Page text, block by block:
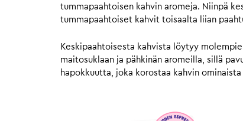
tummapaahtoisen kahvin aromeja. Niinpä
tummapaahtoiset kahvit toisaalta liian
Keskipaahtoisesta kahvista löytyy
maitosuklaan ja pähkinän aromeilla, sillä
hapokkuutta, joka korostaa kahvin